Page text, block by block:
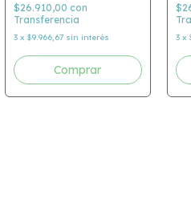
$26.910,00con
Transferencia
3 x$9.966,67 sin interés 3 x